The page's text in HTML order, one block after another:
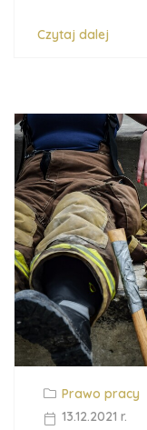
Czytaj dalej
Prawo pracy
13.12.2021 r.